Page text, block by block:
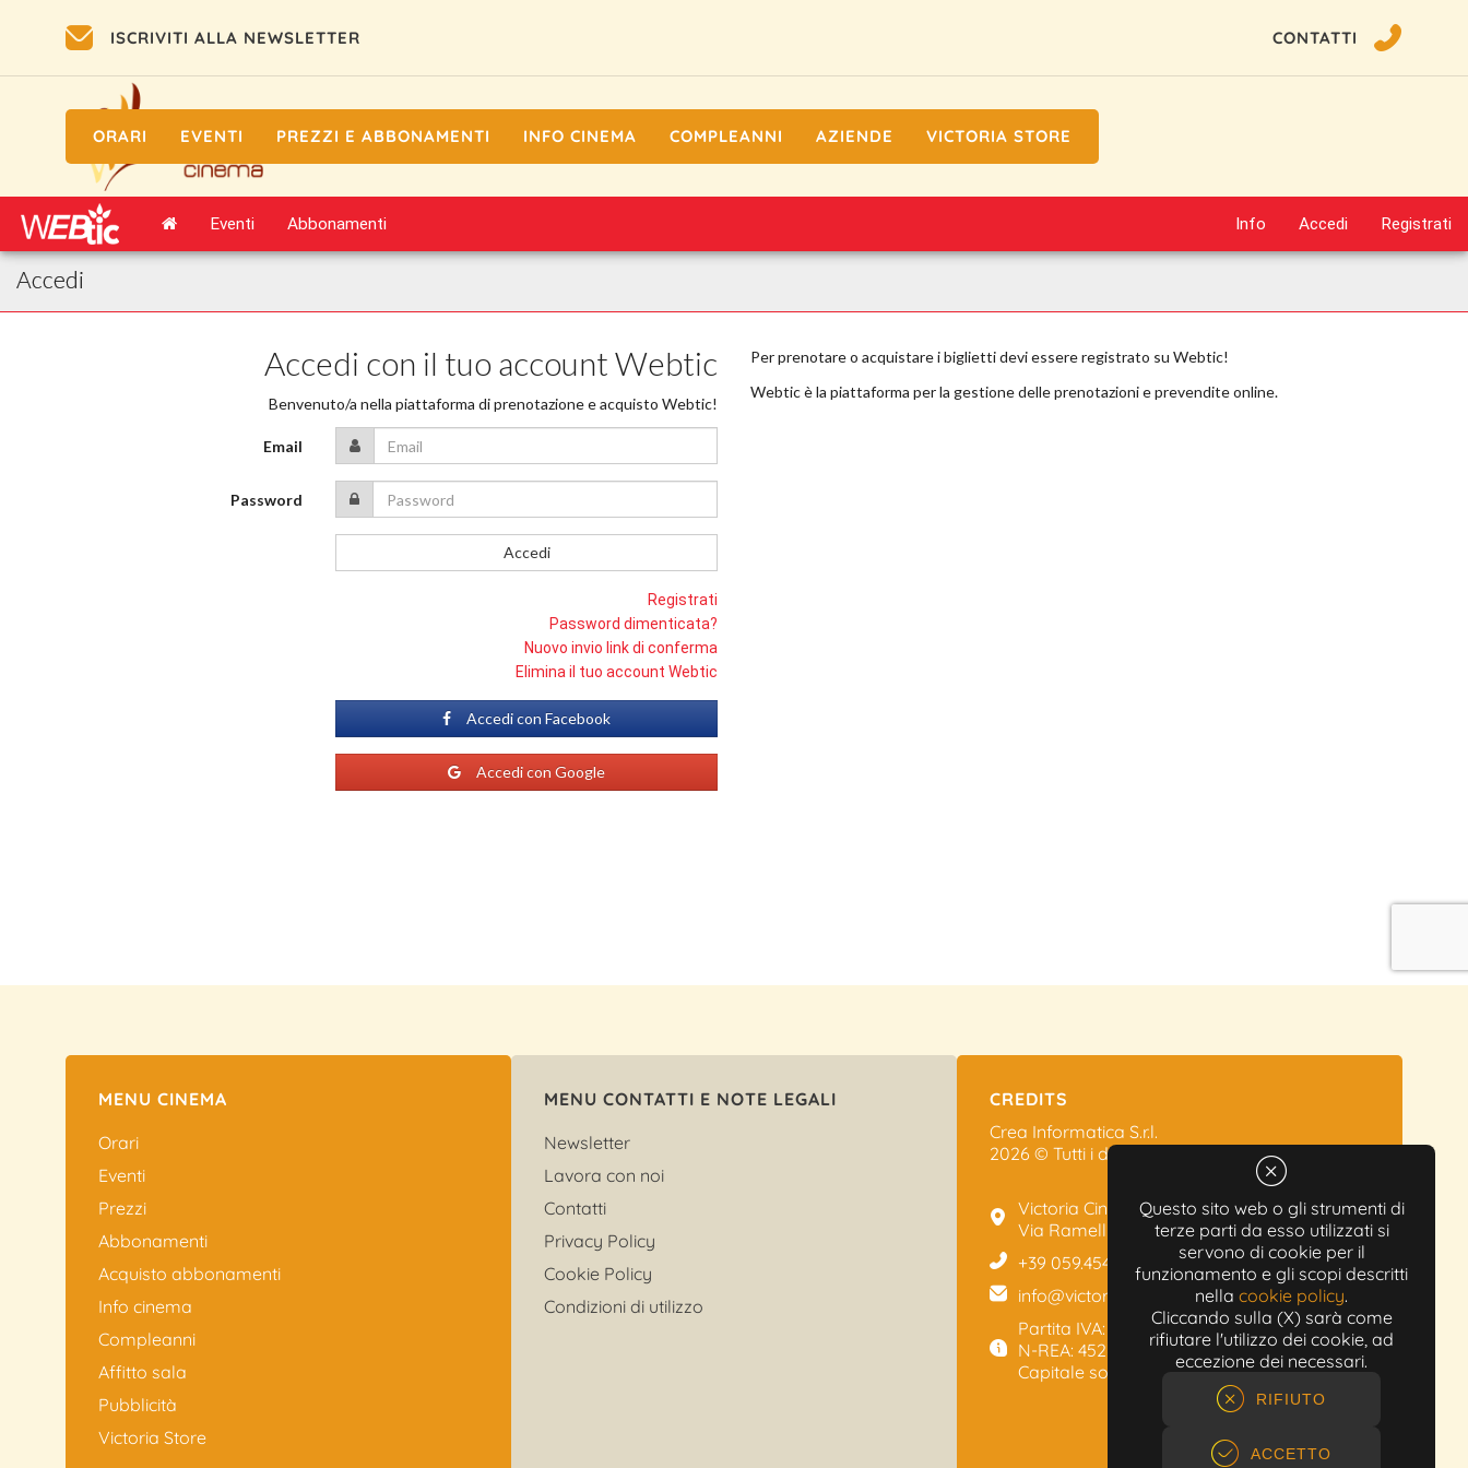
Questo sito web o gli strumenti di
terze parti da esso utilizzati si
servono di cookie per il
funzionamento e gli scopi descritti
nella cookie policy.
Cliccando sulla (X) sarà come
rifiutare l'utilizzo dei cookie, ad
eccezione dei necessari.
RIFIUTO
ACCETTO
ISCRIVITI ALLA NEWSLETTER CONTATTI
ORARI EVENTI PREZZI E ABBONAMENTI INFO CINEMA COMPLEANNI AZIENDE VICTORIA STORE
MENU CINEMA
Orari
Eventi
Prezzi
Abbonamenti
Acquisto abbonamenti
Info cinema
Compleanni
Affitto sala
Pubblicità
Victoria Store
MENU CONTATTI E NOTE LEGALI
Newsletter
Lavora con noi
Contatti
Privacy Policy
Cookie Policy
Condizioni di utilizzo
CREDITS
Crea Informatica S.r.l.
2026 © Tutti i diritti riservati.
Victoria Cinema
Via Ramelli, 101 - Modena
+39 059.454622
info@victoriacinema.it
Partita IVA: 02603471208
N-REA: 452611
Capitale sociale: 300.000,00€